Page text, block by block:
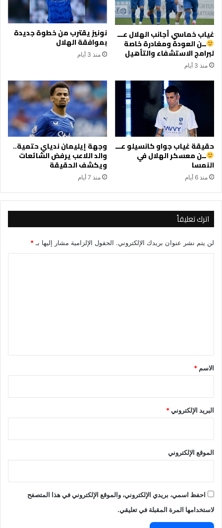
غياب خماسي أجانب الهلال عـــ
ــن العودة ومغادرة خاصة
لبرامج الاستشفاء والتأهيل
منذ 3 أيام
نونيز يقترب من خطوة جديدة
بموافقة الهلال
منذ 3 أيام
حقيقة غياب جواو كانسيلو عـــ
ــن معسكر الهلال في
النمسا
منذ 6 أيام
وجهة إيليمان ندياي حتمية..
والد اللاعب يرفض الشائعات
ويكشف الحقيقة
منذ 7 أيام
اترك تعليقاً
لن يتم نشر عنوان بريدك الإلكتروني. الحقول الإلزامية مشار إليها بـ *
*
الاسم *
البريد الإلكتروني*
الموقع الإلكتروني
احفظ اسمي، بريدي الإلكتروني، والموقع الإلكتروني في هذا المتصفح
لاستخدامها المرة المقبلة في تعليقي.